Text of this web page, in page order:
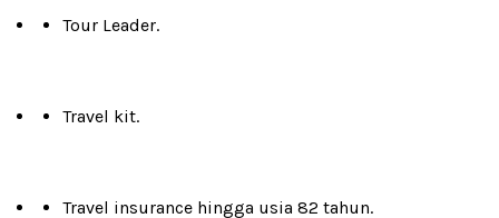
Tour Leader.
Travel kit.
Travel insurance hingga usia 82 tahun.